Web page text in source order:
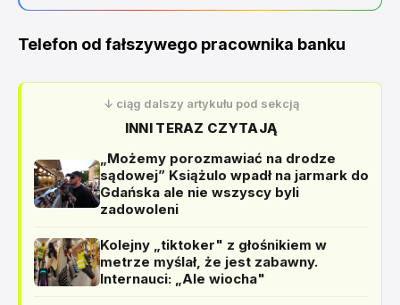
Telefon od fałszywego pracownika banku
↓ ciąg dalszy artykułu pod sekcją
INNI TERAZ CZYTAJĄ
„Możemy porozmawiać na drodze
sądowej” Książulo wpadł na jarmark do
Gdańska ale nie wszyscy byli
zadowoleni
Kolejny „tiktoker" z głośnikiem w
metrze myślał, że jest zabawny.
Internauci: „Ale wiocha"